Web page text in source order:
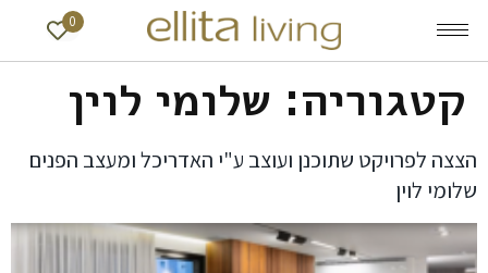
0
קטגוריה: שלומי לוין
הצצה לפרויקט שתוכנן ועוצב ע"י האדריכל ומעצב הפנים
שלומי לוין